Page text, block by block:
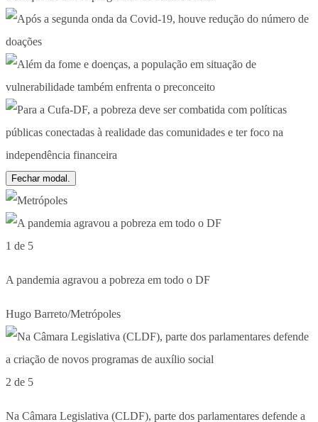
Fechar modal.
1 de 5
A pandemia agravou a pobreza em todo o DF
Hugo Barreto/Metrópoles
2 de 5
Na Câmara Legislativa (CLDF), parte dos parlamentares defende a